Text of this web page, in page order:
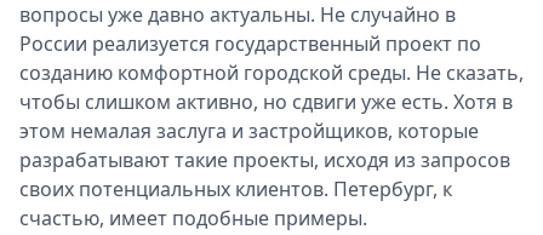
вопросы уже давно актуальны. Не случайно в
России реализуется государственный проект по
созданию комфортной городской среды. Не сказать,
чтобы слишком активно, но сдвиги уже есть. Хотя в
этом немалая заслуга и застройщиков, которые
разрабатывают такие проекты, исходя из запросов
своих потенциальных клиентов. Петербург, к
счастью, имеет подобные примеры.